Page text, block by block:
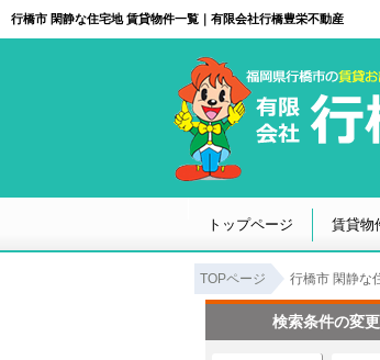
行橋市 閑静な住宅地 賃貸物件一覧｜有限会社行橋豊栄不動産
トップページ 賃貸物
TOPページ 行橋市 閑静な
検索条件の変更